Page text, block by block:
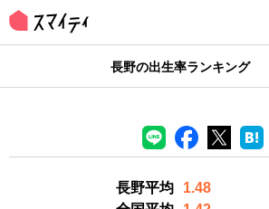
長野の出生率ランキング
長野平均
1.48